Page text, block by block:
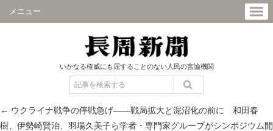
メニュー
いかなる権威にも屈することのない人民の言論機関
← ウクライナ戦争の停戦急げ――戦局拡大と泥沼化の前に 和田春
樹、伊勢崎賢治、羽場久美子ら学者・専門家グループがシンポジウム開